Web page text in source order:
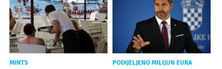
MINTS PODIJELJENO MILIJUN EURA